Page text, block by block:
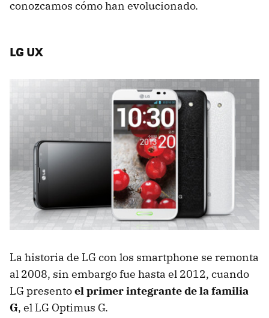
conozcamos cómo han evolucionado.
LG UX
La historia de LG con los smartphone se remonta
al 2008, sin embargo fue hasta el 2012, cuando
LG presentoel primer integrante de la familia
G, el LG Optimus G.